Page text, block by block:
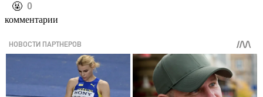
️🤬 0
комментарии